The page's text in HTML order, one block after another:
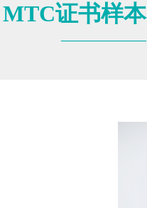
MTC证书样本